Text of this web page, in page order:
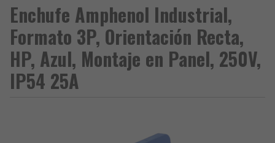
Enchufe Amphenol Industrial,
Formato 3P, Orientación Recta,
HP, Azul, Montaje en Panel, 250V,
IP54 25A